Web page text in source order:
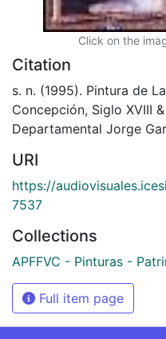
Click on the
Citation
s. n. (1995). Pintura de
Concepción, Siglo XVIII
Departamental Jorge
URI
https://
7537
Collections
APFFVC - Pinturas -
Full item page